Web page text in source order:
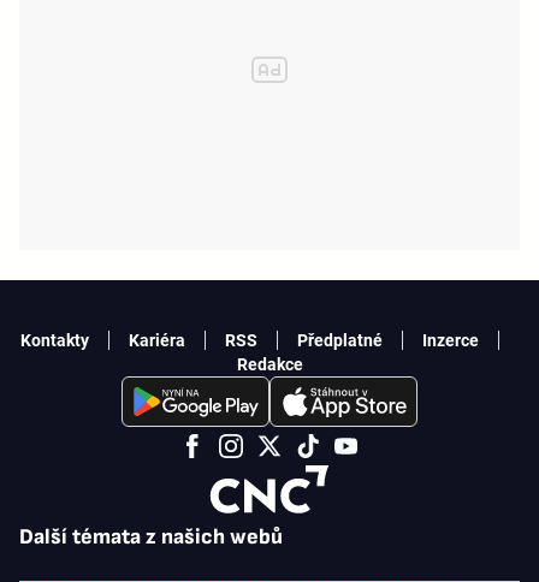
Další témata z našich webů
Kontakty Kariéra RSS Předplatné
Inzerce
Redakce